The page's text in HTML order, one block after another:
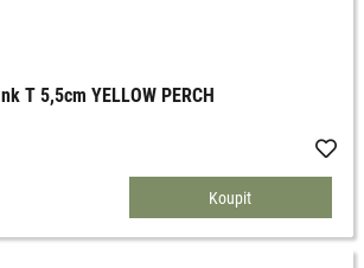
T 5,5cm YELLOW PERCH